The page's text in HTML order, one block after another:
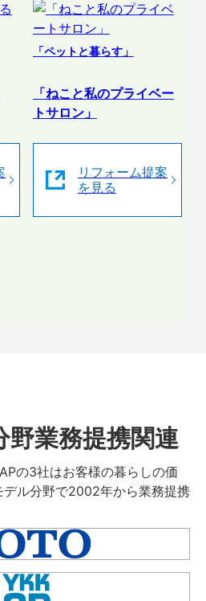
「ペットと暮らす」
「ねこと私のプライベー
トサロン」
リフォーム提案
を見る
野業務提携関連
の3社はお客様の暮らしの価
ル分野で2002年から業務提携